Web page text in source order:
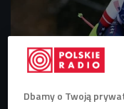
Dbamy o Twoją